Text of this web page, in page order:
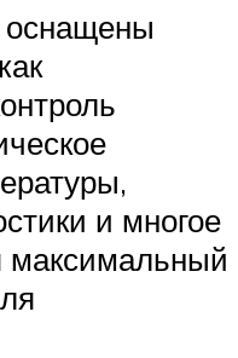
и многое
максимальный